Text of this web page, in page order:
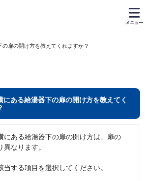
メニュー
扉の開け方を教えてくれますか？
にある給湯器下の扉の開け方を教えてく
にある給湯器下の扉の開け方は、扉の
異なります。